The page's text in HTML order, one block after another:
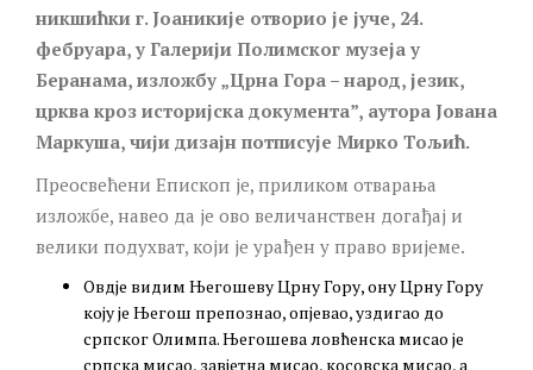
никшићки г. Јоаникије отворио је јуче, 24.
фебруара, у Галерији Полимског музеја у
Беранама, изложбу „Црна Гора – народ, језик,
црква кроз историјска документа”, аутора Јована
Маркуша, чији дизајн потписује Мирко Тољић.
Преосвећени Епископ је, приликом отварања
изложбе, навео да је ово величанствен догађај и
велики подухват, који је урађен у право вријеме.
Овдје видим Његошеву Црну Гору, ону Црну Гору
коју је Његош препознао, опјевао, уздигао до
српског Олимпа. Његошева ловћенска мисао је
српска мисао, завјетна мисао, косовска мисао, а